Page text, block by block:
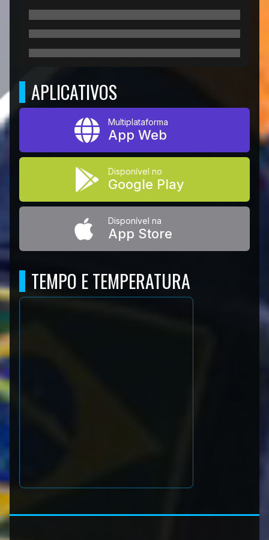
APLICATIVOS
Multiplataforma
App Web
Disponível no
Google Play
Disponível na
App Store
TEMPO E TEMPERATURA